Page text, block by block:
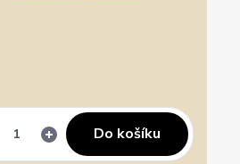
Do košíku